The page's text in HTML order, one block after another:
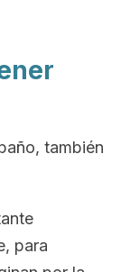
también
para